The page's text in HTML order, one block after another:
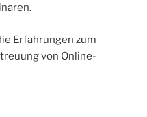
Erfahrungen zum
von Online-